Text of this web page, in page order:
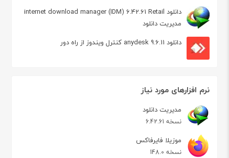
دانلود internet download manager (IDM) 6.42.61 Retail
مدیریت دانلود
دانلود anydesk 9.6.11 کنترل ویندوز از راه دور
نرم افزارهای مورد نیاز
مدیریت دانلود
نسخه 6.42.61
موزیلا فایرفاکس
نسخه 148.0